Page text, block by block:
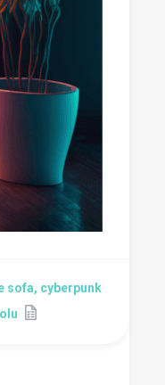
sofa, cyberpunk